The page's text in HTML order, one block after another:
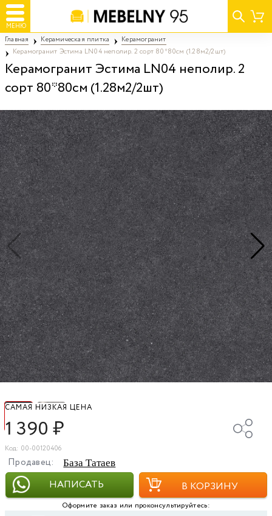
МЕНЮ
Главная Керамическая плитка
Керамогранит
Керамогранит Эстима LN04 неполир. 2 сорт 80*80см (1.28м2/2шт)
Керамогранит Эстима LN04 неполир. 2
сорт 80*80см (1.28м2/2шт)
САМАЯ НИЗКАЯ ЦЕНА
1 390₽
Код: 00-00120406
Продавец: База Татаев
НАПИСАТЬ В КОРЗИНУ
Оформите заказ или проконсультируйтесь: